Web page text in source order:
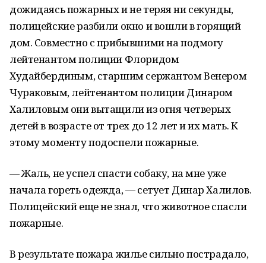
дожидаясь пожарных и не теряя ни секунды,
полицейские разбили окно и вошли в горящий
дом. Совместно с прибывшими на подмогу
лейтенантом полиции Флоридом
Худайбердиным, старшим сержантом Венером
Чураковым, лейтенантом полиции Динаром
Халиловым они вытащили из огня четверых
детей в возрасте от трех до 12 лет и их мать. К
этому моменту подоспели пожарные.
— Жаль, не успел спасти собаку, на мне уже
начала гореть одежда, — сетует Динар Халилов.
Полицейский еще не знал, что животное спасли
пожарные.
В результате пожара жилье сильно пострадало,